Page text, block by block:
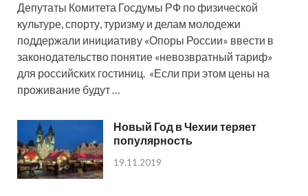
Депутаты Комитета Госдумы РФ по физической
культуре, спорту, туризму и делам молодежи
поддержали инициативу «Опоры России» ввести в
законодательство понятие «невозвратный тариф»
для российских гостиниц. «Если при этом цены на
проживание будут …
Новый Год в Чехии теряет
популярность
19.11.2019